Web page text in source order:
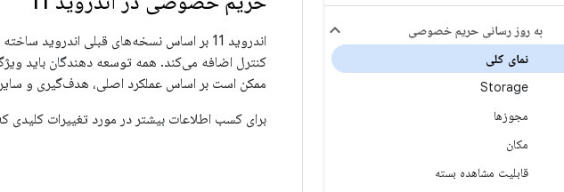
به روز رسانی حریم خصوصی
نمای کلی
Storage
مجوزها
مکان
قابلیت مشاهده بسته
اندروید 11 بر اساس نسخه‌های قبلی
کنترل اضافه می‌کند. همه توسعه دهندگان باید
ممکن است بر اساس عملکرد اصلی، هدف‌گیری و سایر
برای کسب اطلاعات بیشتر در مورد تغییرات کلیدی که در اندروید 11 اعمال می شوند، به